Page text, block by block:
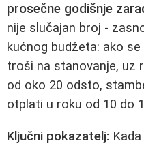
prosečne godišnje
nije slučajan broj -
kućnog budžeta: ako
troši na stanovanje, uz
od oko 20 odsto,
otplati u roku od 10 do
Ključni pokazatelj: